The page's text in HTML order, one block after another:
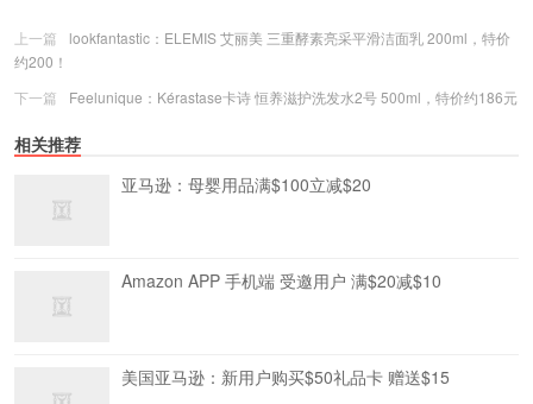
上一篇
lookfantastic：ELEMIS 艾丽美 三重酵素亮采平滑洁面乳 200ml，特价
约200！
下一篇
Feelunique：Kérastase卡诗 恒养滋护洗发水2号 500ml，特价约186元
相关推荐
亚马逊：母婴用品满$100立减$20
Amazon APP 手机端 受邀用户 满$20减$10
美国亚马逊：新用户购买$50礼品卡 赠送$15